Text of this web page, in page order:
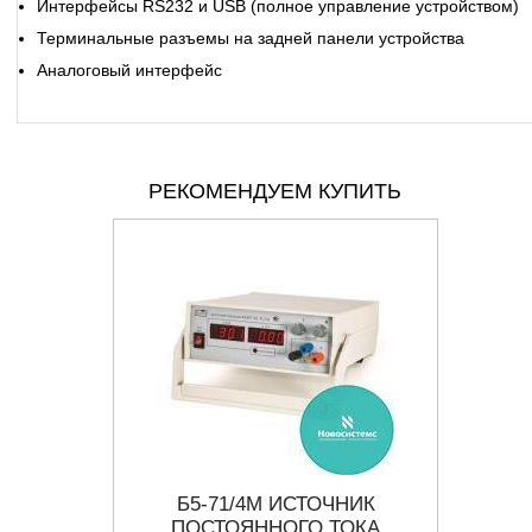
Интерфейсы RS232 и USB (полное управление устройством)
Терминальные разъемы на задней панели устройства
Аналоговый интерфейс
РЕКОМЕНДУЕМ КУПИТЬ
Б5-71/4М ИСТОЧНИК